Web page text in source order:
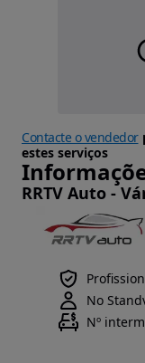
Contacte o vendedor
estes serviços
RRTV Auto -
No
Nº